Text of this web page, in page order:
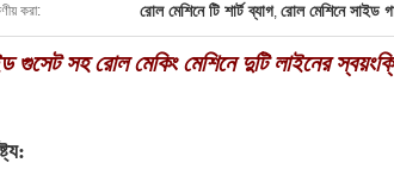
করা: রোল মেশিনে টি শার্ট ব্যাগ, রোল মেশিনে সাইড
গুসেট সহ রোল মেকিং মেশিনে দুটি লাইনের